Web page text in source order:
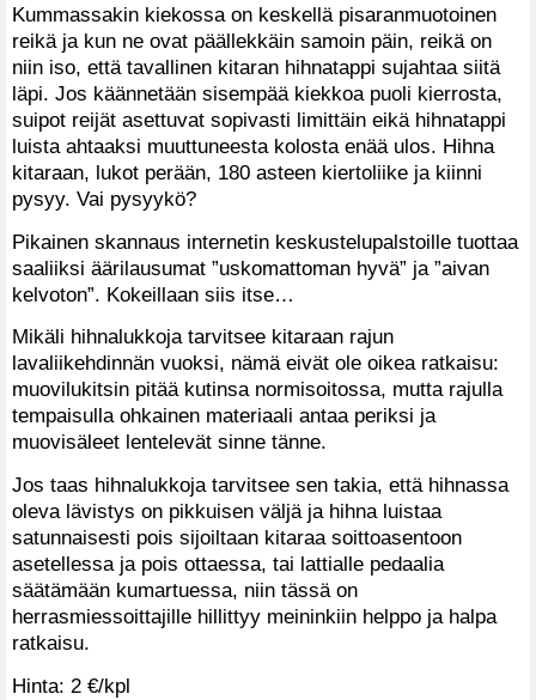
Kummassakin kiekossa on keskellä pisaranmuotoinen
reikä ja kun ne ovat päällekkäin samoin päin, reikä on
niin iso, että tavallinen kitaran hihnatappi sujahtaa siitä
läpi. Jos käännetään sisempää kiekkoa puoli kierrosta,
suipot reijät asettuvat sopivasti limittäin eikä hihnatappi
luista ahtaaksi muuttuneesta kolosta enää ulos. Hihna
kitaraan, lukot perään, 180 asteen kiertoliike ja kiinni
pysyy. Vai pysyykö?
Pikainen skannaus internetin keskustelupalstoille tuottaa
saaliiksi äärilausumat ”uskomattoman hyvä” ja ”aivan
kelvoton”. Kokeillaan siis itse…
Mikäli hihnalukkoja tarvitsee kitaraan rajun
lavaliikehdinnän vuoksi, nämä eivät ole oikea ratkaisu:
muovilukitsin pitää kutinsa normisoitossa, mutta rajulla
tempaisulla ohkainen materiaali antaa periksi ja
muovisäleet lentelevät sinne tänne.
Jos taas hihnalukkoja tarvitsee sen takia, että hihnassa
oleva lävistys on pikkuisen väljä ja hihna luistaa
satunnaisesti pois sijoiltaan kitaraa soittoasentoon
asetellessa ja pois ottaessa, tai lattialle pedaalia
säätämään kumartuessa, niin tässä on
herrasmiessoittajille hillittyy meininkiin helppo ja halpa
ratkaisu.
Hinta: 2 €/kpl